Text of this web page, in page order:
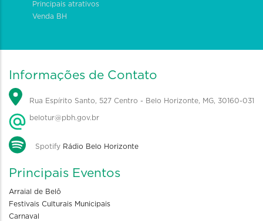
Principais atrativos
Venda BH
Informações de Contato
Rua Espírito Santo, 527 Centro - Belo Horizonte, MG, 30160-031
belotur@pbh.gov.br
Spotify Rádio Belo Horizonte
Principais Eventos
Arraial de Belô
Festivais Culturais Municipais
Carnaval